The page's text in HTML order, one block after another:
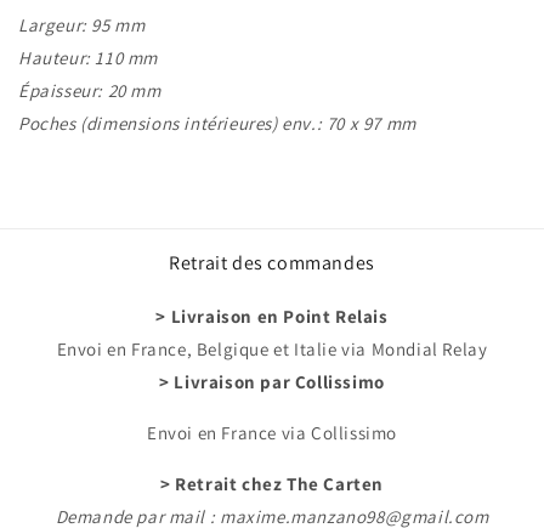
Largeur: 95 mm
Hauteur: 110 mm
Épaisseur: 20 mm
Poches (dimensions intérieures) env.: 70 x 97 mm
Retrait des commandes
> Livraison en Point Relais
Envoi en France, Belgique et Italie via Mondial Relay
> Livraison par Collissimo
Envoi en France via Collissimo
> Retrait chez The Carten
Demande par mail : maxime.manzano98@gmail.com